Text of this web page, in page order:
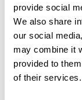
provide social
We also share
our social
may combine it
provided to
of their services.